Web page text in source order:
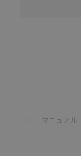
この資料を選択
マニュアル